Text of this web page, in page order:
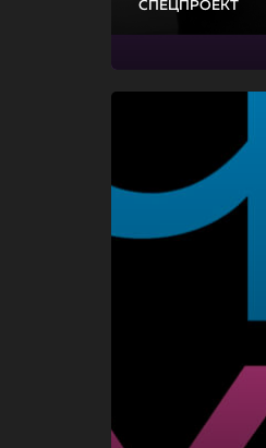
СПЕЦПРОЕКТ